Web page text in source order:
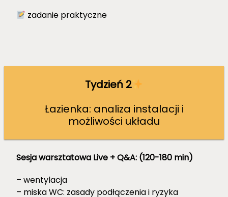
zadanie praktyczne
Tydzień 2
Łazienka: analiza instalacji i
możliwości układu
Sesja warsztatowa Live + Q&A: (120-180 min)
– wentylacja
– miska WC: zasady podłączenia i ryzyka